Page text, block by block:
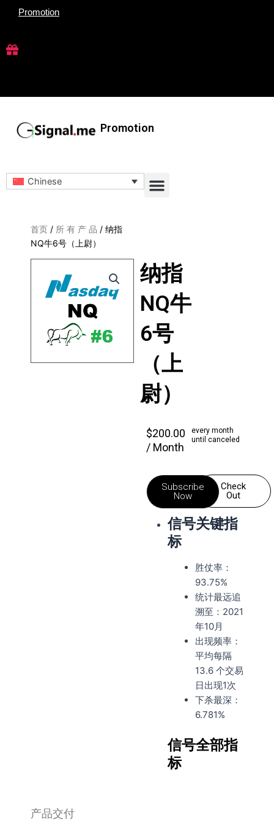
容
Promotion
Promotion
Chinese Menu
首页 / 所 有 产 品 / 纳指
NQ牛6号（上尉）
纳指
NQ牛
6号
（上
尉）
$200.00
/ Month
every month
until canceled
Subscribe
Now
Check
Out
信号关键指
标
胜仗率：
93.75%
统计最远追
溯至：2021
年10月
出现频率：
平均每隔
13.6 个交易
日出现1次
下杀最深：
6.781%
信号全部指
标
产品交付